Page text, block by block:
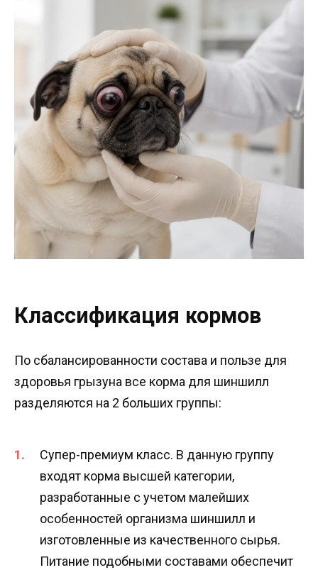
Классификация кормов
По сбалансированности состава и пользе для
здоровья грызуна все корма для шиншилл
разделяются на 2 больших группы:
Супер-премиум класс. В данную группу
входят корма высшей категории,
разработанные с учетом малейших
особенностей организма шиншилл и
изготовленные из качественного сырья.
Питание подобными составами обеспечит